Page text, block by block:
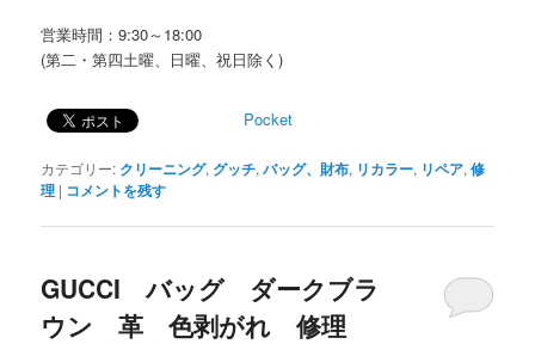
営業時間：9:30～18:00
(第二・第四土曜、日曜、祝日除く)
Pocket
カテゴリー: クリーニング, グッチ,バッグ、財布, リカラー, リペア,修
理 | コメントを残す
GUCCI バッグ ダークブラ
ウン 革 色剥がれ 修理